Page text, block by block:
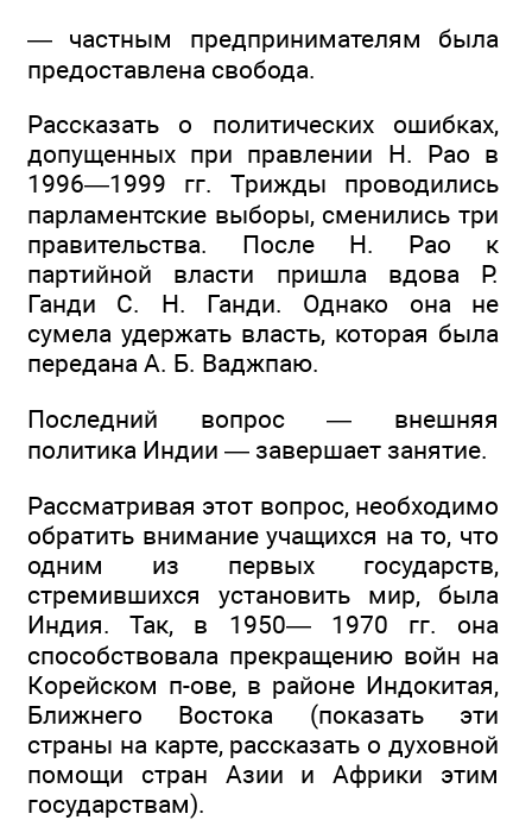
— частным предпринимателям была
предоставлена свобода.
Рассказать о политических ошибках,
допущенных при правлении Н. Рао в
1996—1999 гг. Трижды проводились
парламентские выборы, сменились три
правительства. После Н. Рао к
партийной власти пришла вдова Р.
Ганди С. Н. Ганди. Однако она не
сумела удержать власть, которая была
передана А. Б. Ваджпаю.
Последний вопрос — внешняя
политика Индии — завершает занятие.
Рассматривая этот вопрос, необходимо
обратить внимание учащихся на то, что
одним из первых государств,
стремившихся установить мир, была
Индия. Так, в 1950— 1970 гг. она
способствовала прекращению войн на
Корейском п-ове, в районе Индокитая,
Ближнего Востока (показать эти
страны на карте, рассказать о духовной
помощи стран Азии и Африки этим
государствам).